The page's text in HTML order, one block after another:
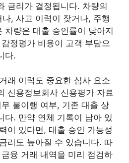
금리가 결정됩니다. 차량의
, 사고 이력이 잦거나, 주행
차량은 대출 승인률이 낮아지
정평가 비용이 고객 부담으
다.
래 이력도 중요한 심사 요소
신용정보회사 신용평가 자료
불이행 여부, 기존 대출 상
다. 만약 연체 기록이 남아 있
이 있다면, 대출 승인 가능성
리도 높아질 수 있습니다. 따
융 거래 내역을 미리 점검하